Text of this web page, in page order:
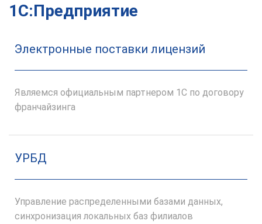
1С:Предприятие
Электронные поставки лицензий
Являемся официальным партнером 1С по договору
франчайзинга
УРБД
Управление распределенными базами данных,
синхронизация локальных баз филиалов